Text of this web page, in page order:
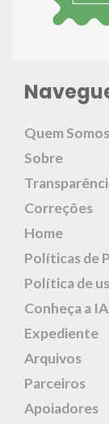
Quem Somos
Sobre
Correções
Home
Políticas de
Política de
Conheça a
Expediente
Arquivos
Parceiros
Apoiadores